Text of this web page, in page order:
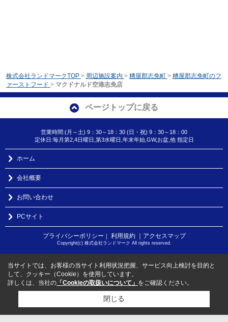
株式会社ランドマークTOP > 周辺施設案内 > 糟屋郡志免町 > 糟屋郡志免町のフ
ァーストフード > マクドナルド空港志免店
ページトップに戻る
営業時間:(月～土) 9：30～18：30 (日・祝) 9：30～18：00
定休日:毎月第2,4日曜日,第3水曜日,年末年始,GW,お盆,他 指定日
ホーム
会社概要
お問い合わせ
PCサイト
プライバシーポリシー ｜ 利用規約 ｜アクセスマップ
Copyright(c) 株式会社ランドマーク All rights reserved.
当サイトでは、お客様の当サイト利用状況把握、サービス向上検討を目的と
して、クッキー（Cookie）を使用しています。
詳しくは、当社の 「Cookieの取扱いについて」 をご確認ください。
閉じる